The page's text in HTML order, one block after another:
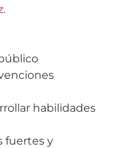
.
habilidades
fuertes y